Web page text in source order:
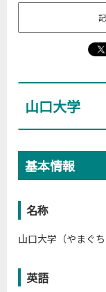
山口大学
基本情報
名称
山口大学（やまぐち
英語